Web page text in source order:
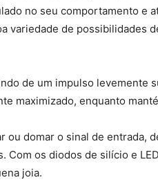
no seu comportamento e
variedade de
de um impulso
maximizado, enquanto
ou domar o sinal de entrada,
os diodos de silício e
joia.